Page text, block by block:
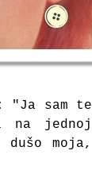
"Ja sam te
na jednoj
dušo moja,